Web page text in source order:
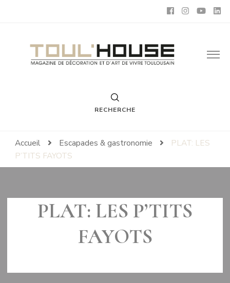
Toul'House
Magazine de Décoration et d'Art de Vivre.
RECHERCHE
Accueil Escapades & gastronomie
PLAT: LES
P’TITS FAYOTS
PLAT: LES P’TITS
FAYOTS